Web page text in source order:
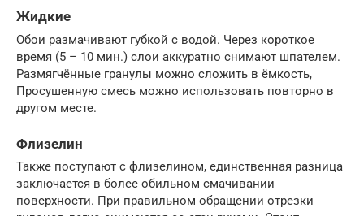
Жидкие
Обои размачивают губкой с водой. Через короткое
время (5 – 10 мин.) слои аккуратно снимают шпателем.
Размягчённые гранулы можно сложить в ёмкость,
Просушенную смесь можно использовать повторно в
другом месте.
Флизелин
Также поступают с флизелином, единственная разница
заключается в более обильном смачивании
поверхности. При правильном обращении отрезки